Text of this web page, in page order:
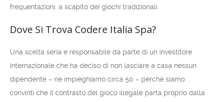
frequentazioni, a scapito dei giochi tradizionali.
Dove Si Trova Codere Italia Spa?
Una scelta seria e responsabile da parte di un investitore
internazionale che ha deciso di non lasciare a casa nessun
dipendente – ne impieghiamo circa 50 – perchè siamo
convinti che il contrasto del gioco illegale parta proprio dalla